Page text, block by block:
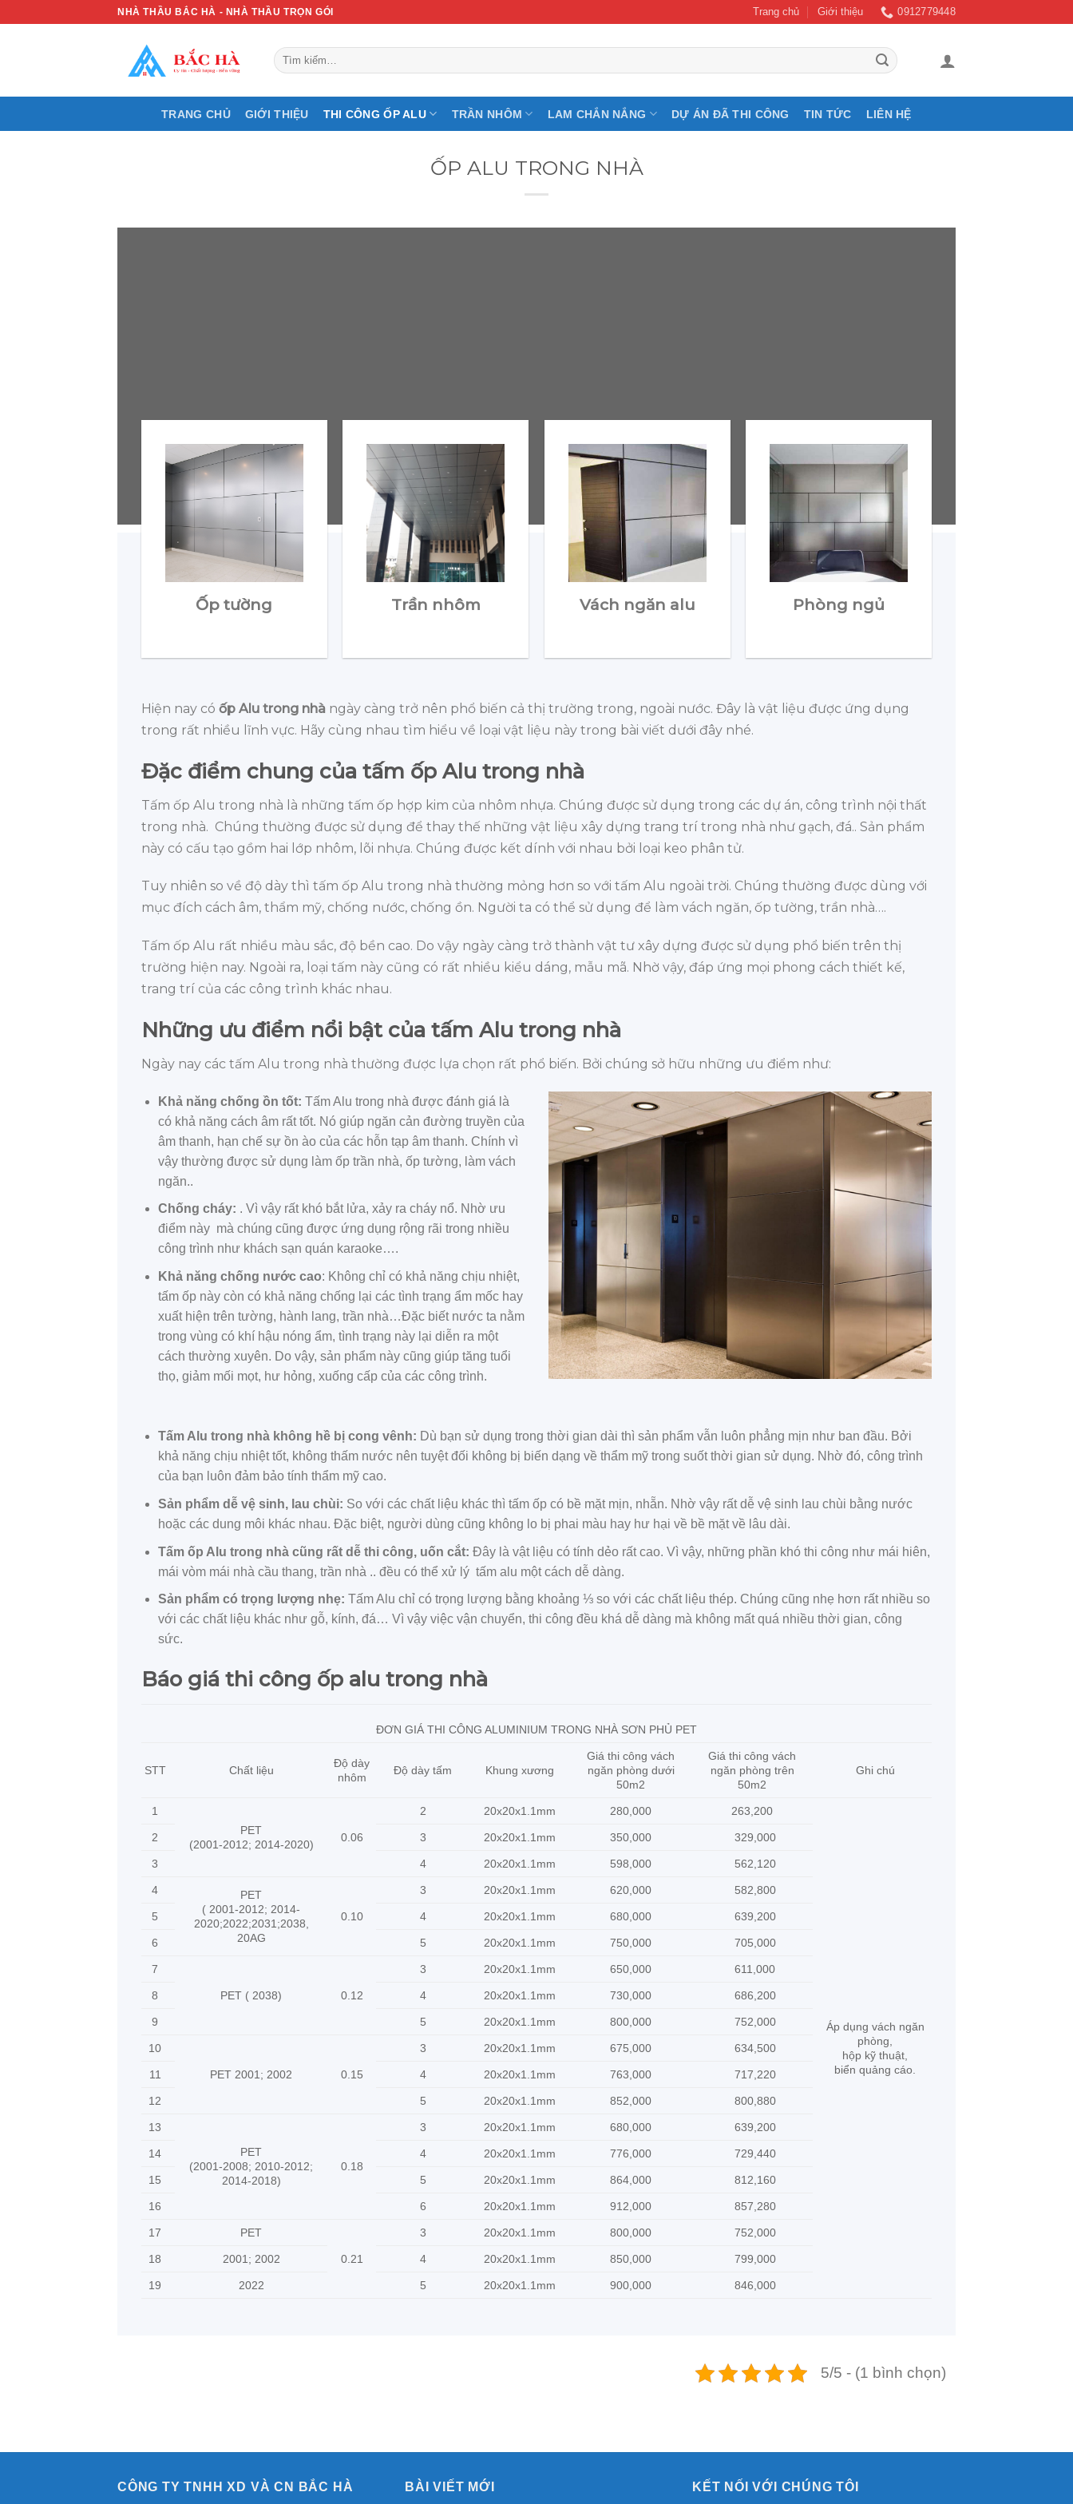
NHÀ THẦU BẮC HÀ - NHÀ THẦU TRỌN GÓI Trang chủ Giới thiệu 0912779448
Tìm
kiếm:
TRANG CHỦ GIỚI THIỆU THI CÔNG ỐP ALU TRẦN NHÔM LAM CHẮN NẮNG DỰ ÁN ĐÃ THI CÔNG TIN TỨC LIÊN HỆ
ỐP ALU TRONG NHÀ
Ốp tường Trần nhôm Vách ngăn alu Phòng ngủ
Hiện nay có ốp Alu trong nhà ngày càng trở nên phổ biến cả thị trường trong, ngoài nước. Đây là vật liệu được ứng dụng
trong rất nhiều lĩnh vực. Hãy cùng nhau tìm hiểu về loại vật liệu này trong bài viết dưới đây nhé.
Đặc điểm chung của tấm ốp Alu trong nhà
Tấm ốp Alu trong nhà là những tấm ốp hợp kim của nhôm nhựa. Chúng được sử dụng trong các dự án, công trình nội thất
trong nhà. Chúng thường được sử dụng để thay thế những vật liệu xây dựng trang trí trong nhà như gạch, đá.. Sản phẩm
này có cấu tạo gồm hai lớp nhôm, lõi nhựa. Chúng được kết dính với nhau bởi loại keo phân tử.
Tuy nhiên so về độ dày thì tấm ốp Alu trong nhà thường mỏng hơn so với tấm Alu ngoài trời. Chúng thường được dùng với
mục đích cách âm, thẩm mỹ, chống nước, chống ồn. Người ta có thể sử dụng để làm vách ngăn, ốp tường, trần nhà….
Tấm ốp Alu rất nhiều màu sắc, độ bền cao. Do vậy ngày càng trở thành vật tư xây dựng được sử dụng phổ biến trên thị
trường hiện nay. Ngoài ra, loại tấm này cũng có rất nhiều kiểu dáng, mẫu mã. Nhờ vậy, đáp ứng mọi phong cách thiết kế,
trang trí của các công trình khác nhau.
Những ưu điểm nổi bật của tấm Alu trong nhà
Ngày nay các tấm Alu trong nhà thường được lựa chọn rất phổ biến. Bởi chúng sở hữu những ưu điểm như:
Khả năng chống ồn tốt: Tấm Alu trong nhà được đánh giá là
có khả năng cách âm rất tốt. Nó giúp ngăn cản đường truyền của
âm thanh, hạn chế sự ồn ào của các hỗn tạp âm thanh. Chính vì
vậy thường được sử dụng làm ốp trần nhà, ốp tường, làm vách
ngăn..
Chống cháy: . Vì vậy rất khó bắt lửa, xảy ra cháy nổ. Nhờ ưu
điểm này mà chúng cũng được ứng dụng rộng rãi trong nhiều
công trình như khách sạn quán karaoke….
Khả năng chống nước cao: Không chỉ có khả năng chịu nhiệt,
tấm ốp này còn có khả năng chống lại các tình trạng ẩm mốc hay
xuất hiện trên tường, hành lang, trần nhà…Đặc biết nước ta nằm
trong vùng có khí hậu nóng ẩm, tình trạng này lại diễn ra một
cách thường xuyên. Do vậy, sản phẩm này cũng giúp tăng tuổi
thọ, giảm mối mọt, hư hỏng, xuống cấp của các công trình.
Tấm Alu trong nhà không hề bị cong vênh: Dù bạn sử dụng trong thời gian dài thì sản phẩm vẫn luôn phẳng mịn như ban đầu. Bởi
khả năng chịu nhiệt tốt, không thấm nước nên tuyệt đối không bị biến dạng về thẩm mỹ trong suốt thời gian sử dụng. Nhờ đó, công trình
của bạn luôn đảm bảo tính thẩm mỹ cao.
Sản phẩm dễ vệ sinh, lau chùi: So với các chất liệu khác thì tấm ốp có bề mặt mịn, nhẵn. Nhờ vậy rất dễ vệ sinh lau chùi bằng nước
hoặc các dung môi khác nhau. Đặc biệt, người dùng cũng không lo bị phai màu hay hư hại về bề mặt về lâu dài.
Tấm ốp Alu trong nhà cũng rất dễ thi công, uốn cắt: Đây là vật liệu có tính dẻo rất cao. Vì vậy, những phần khó thi công như mái hiên,
mái vòm mái nhà cầu thang, trần nhà .. đều có thể xử lý tấm alu một cách dễ dàng.
Sản phẩm có trọng lượng nhẹ: Tấm Alu chỉ có trọng lượng bằng khoảng ⅓ so với các chất liệu thép. Chúng cũng nhẹ hơn rất nhiều so
với các chất liệu khác như gỗ, kính, đá… Vì vậy việc vận chuyển, thi công đều khá dễ dàng mà không mất quá nhiều thời gian, công
sức.
Báo giá thi công ốp alu trong nhà
ĐƠN GIÁ THI CÔNG ALUMINIUM TRONG NHÀ SƠN PHỦ PET
STT Chất liệu
Độ dày
nhôm
Độ dày tấm Khung xương
Giá thi công vách
ngăn phòng dưới
50m2
Giá thi công vách
ngăn phòng trên
50m2
Ghi chú
1
PET
(2001-2012; 2014-2020)
0.06
2 20x20x1.1mm 280,000 263,200
Áp dụng vách ngăn
phòng,
hộp kỹ thuật,
biển quảng cáo.
2 3 20x20x1.1mm 350,000 329,000
3 4 20x20x1.1mm 598,000 562,120
4
PET
( 2001-2012; 2014-
2020;2022;2031;2038,
20AG
0.10
3 20x20x1.1mm 620,000 582,800
5 4 20x20x1.1mm 680,000 639,200
6 5 20x20x1.1mm 750,000 705,000
7
PET ( 2038) 0.12
3 20x20x1.1mm 650,000 611,000
8 4 20x20x1.1mm 730,000 686,200
9 5 20x20x1.1mm 800,000 752,000
10
PET 2001; 2002 0.15
3 20x20x1.1mm 675,000 634,500
11 4 20x20x1.1mm 763,000 717,220
12 5 20x20x1.1mm 852,000 800,880
13
PET
(2001-2008; 2010-2012;
2014-2018)
0.18
3 20x20x1.1mm 680,000 639,200
14 4 20x20x1.1mm 776,000 729,440
15 5 20x20x1.1mm 864,000 812,160
16 6 20x20x1.1mm 912,000 857,280
17 PET
0.21
3 20x20x1.1mm 800,000 752,000
18 2001; 2002 4 20x20x1.1mm 850,000 799,000
19 2022 5 20x20x1.1mm 900,000 846,000
5/5 - (1 bình chọn)
CÔNG TY TNHH XD VÀ CN BẮC HÀ BÀI VIẾT MỚI KẾT NỐI VỚI CHÚNG TÔI